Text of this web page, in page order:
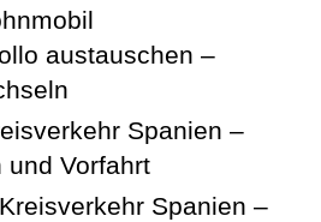
austauschen –
Spanien –
und Vorfahrt
Kreisverkehr Spanien –